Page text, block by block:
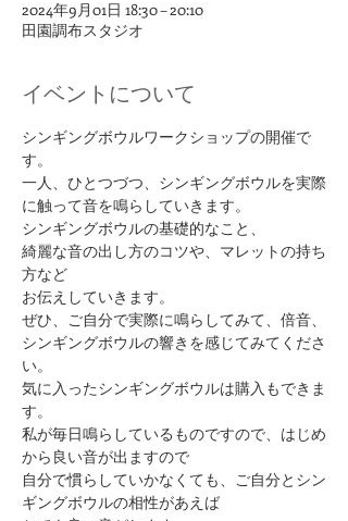
2024年9月01日 18:30 – 20:10
田園調布スタジオ
イベントについて
シンギングボウルワークショップの開催で
す。
一人、ひとつづつ、シンギングボウルを実際
に触って音を鳴らしていきます。
シンギングボウルの基礎的なこと、
綺麗な音の出し方のコツや、マレットの持ち
方など
お伝えしていきます。
ぜひ、ご自分で実際に鳴らしてみて、倍音、
シンギングボウルの響きを感じてみてくださ
い。
気に入ったシンギングボウルは購入もできま
す。
私が毎日鳴らしているものですので、はじめ
から良い音が出ますので
自分で慣らしていかなくても、ご自分とシン
ギングボウルの相性があえば